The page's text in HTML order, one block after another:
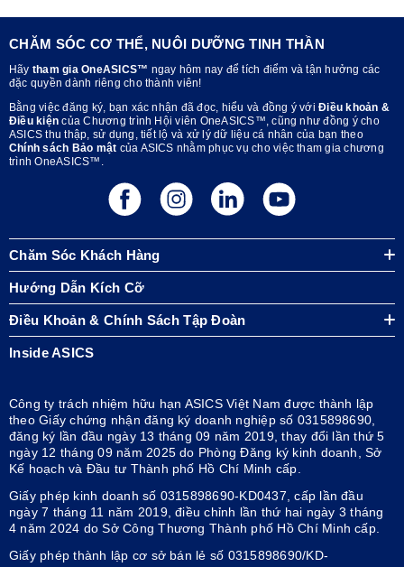
CHĂM SÓC CƠ THỂ, NUÔI DƯỠNG TINH THẦN
Hãy tham gia OneASICS™ ngay hôm nay để tích điểm và tận hưởng các
đặc quyền dành riêng cho thành viên!
Bằng việc đăng ký, bạn xác nhận đã đọc, hiểu và đồng ý với Điều khoản &
Điều kiện của Chương trình Hội viên OneASICS™, cũng như đồng ý cho
ASICS thu thập, sử dụng, tiết lộ và xử lý dữ liệu cá nhân của bạn theo
Chính sách Bảo mật của ASICS nhằm phục vụ cho việc tham gia chương
trình OneASICS™.
Chăm Sóc Khách Hàng
Hướng Dẫn Kích Cỡ
Điều Khoản & Chính Sách Tập Đoàn
Inside ASICS
Công ty trách nhiệm hữu hạn ASICS Việt Nam được thành lập
theo Giấy chứng nhận đăng ký doanh nghiệp số 0315898690,
đăng ký lần đầu ngày 13 tháng 09 năm 2019, thay đổi lần thứ 5
ngày 12 tháng 09 năm 2025 do Phòng Đăng ký kinh doanh, Sở
Kế hoạch và Đầu tư Thành phố Hồ Chí Minh cấp.
Giấy phép kinh doanh số 0315898690-KD0437, cấp lần đầu
ngày 7 tháng 11 năm 2019, điều chỉnh lần thứ hai ngày 3 tháng
4 năm 2024 do Sở Công Thương Thành phố Hồ Chí Minh cấp.
Giấy phép thành lập cơ sở bán lẻ số 0315898690/KD-